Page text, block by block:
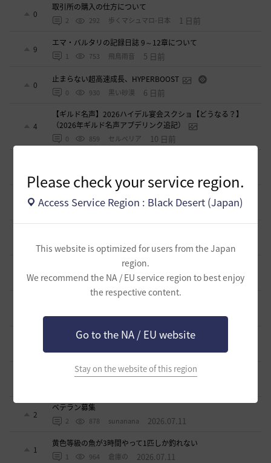
Please check your service region.
Access Service Region : Black Desert (Japan)
This website is optimized for users from the Japan
region.
We recommend the NA / EU service region to best enjoy
the respective content.
Go to the NA / EU website
Stay on the website of this region
0
取引所の購入の仕方について
2 292 歩くマシュマロ-日本 1 日前
9
エマ・バルタリの記録日誌 9～12章について
1 753 飛鳥雨音 5 日前
0
止まらない超高速成長、HYPERBOOST
0 930 黒い砂漠 6 日前
4
【ギルド名声】2026ハイデル宴会スクショ【どうなる？】
（2026年ギルド名声アプデリンク追記）
0 859 セルベリア 10 日前
2026.07.24
2
波に乗って流れ着いた宝の地図の場所
2 900 倉庫の 2026.07.24
1 774 マサ 2026.07.24
0
ベテラン＆ルーキー クーポン配布
0 747 飛鳥雨音 2026.07.24
ドーサやソーサレスの無敵踊りについて
0 823 無敵で踊り狂う女 2026.07.23
立ち聞きについて
2 872 マサ 2026.07.23
ワロタwwww
2
ベテラン募集
2 878 sunanana 2026.07.11
1
黄色等級の魚が3時間やって1匹しか釣れない
1 964 倉庫の 2026.07.11